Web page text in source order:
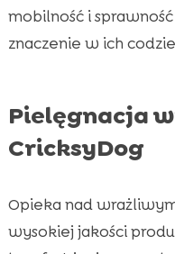
mobilność i
znaczenie w ich
Pielęgnacja
CricksyDog
Opieka nad
wysokiej jakości